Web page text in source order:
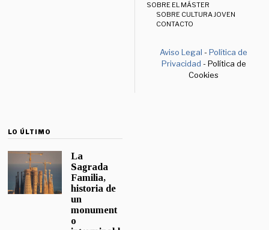
SOBRE EL MÁSTER
SOBRE CULTURA JOVEN
CONTACTO
Aviso Legal -Política de
Privacidad - Política de
Cookies
LO ÚLTIMO
La
Sagrada
Familia,
historia de
un
monument
o